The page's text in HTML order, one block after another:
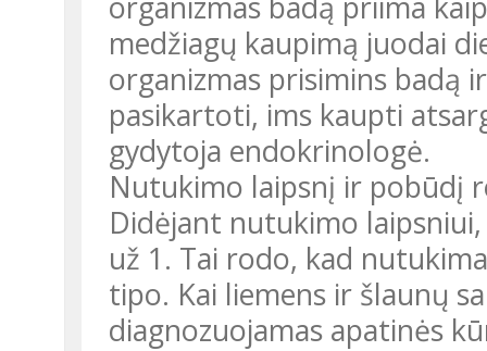
medžiagų kaupimą juodai
organizmas prisimins badą
pasikartoti, ims kaupti
gydytoja endokrinologė.
Nutukimo laipsnį ir pobūdį
Didėjant nutukimo
už 1. Tai rodo, kad
tipo. Kai liemens ir šlaunų
diagnozuojamas apatinės